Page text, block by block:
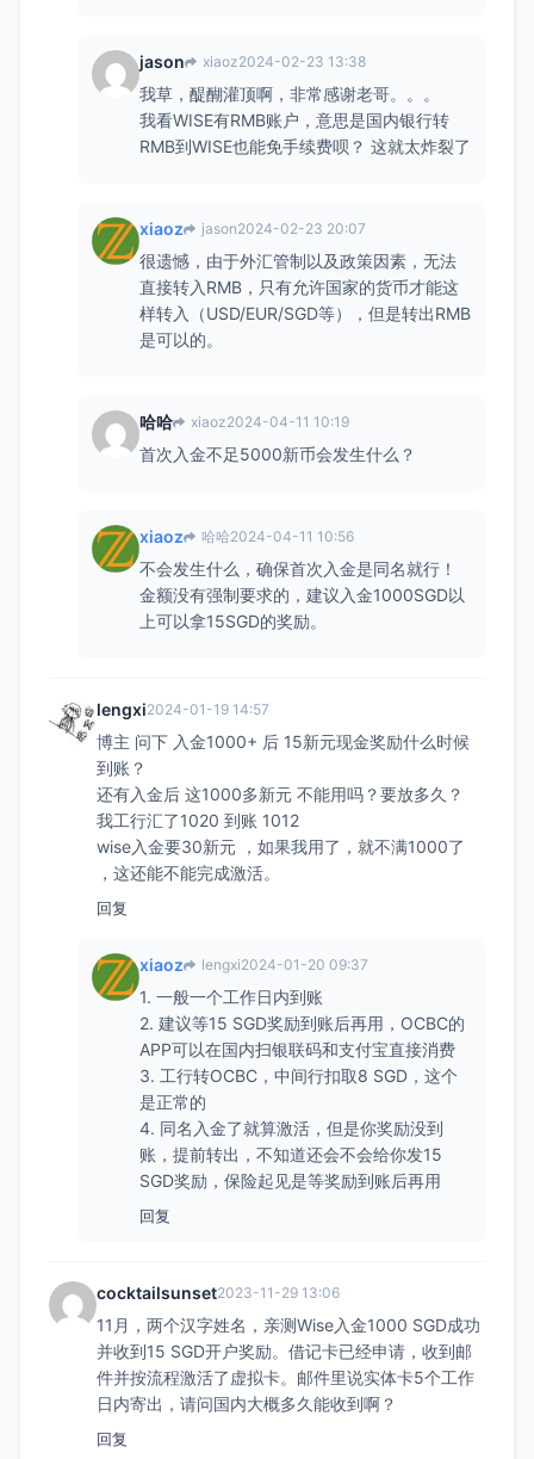
jason xiaoz2024-02-23 13:38
我草，醍醐灌顶啊，非常感谢老哥。。。
我看WISE有RMB账户，意思是国内银行转
RMB到WISE也能免手续费呗？ 这就太炸裂了
xiaoz jason2024-02-23 20:07
很遗憾，由于外汇管制以及政策因素，无法
直接转入RMB，只有允许国家的货币才能这
样转入（USD/EUR/SGD等），但是转出RMB
是可以的。
哈哈 xiaoz2024-04-11 10:19
首次入金不足5000新币会发生什么？
xiaoz 哈哈2024-04-11 10:56
不会发生什么，确保首次入金是同名就行！
金额没有强制要求的，建议入金1000SGD以
上可以拿15SGD的奖励。
lengxi2024-01-19 14:57
博主 问下 入金1000+ 后 15新元现金奖励什么时候
到账？
还有入金后 这1000多新元 不能用吗？要放多久？
我工行汇了1020 到账 1012
wise入金要30新元 ，如果我用了，就不满1000了
，这还能不能完成激活。
回复
xiaoz lengxi2024-01-20 09:37
1. 一般一个工作日内到账
2. 建议等15 SGD奖励到账后再用，OCBC的
APP可以在国内扫银联码和支付宝直接消费
3. 工行转OCBC，中间行扣取8 SGD，这个
是正常的
4. 同名入金了就算激活，但是你奖励没到
账，提前转出，不知道还会不会给你发15
SGD奖励，保险起见是等奖励到账后再用
回复
cocktailsunset2023-11-29 13:06
11月，两个汉字姓名，亲测Wise入金1000 SGD成功
并收到15 SGD开户奖励。借记卡已经申请，收到邮
件并按流程激活了虚拟卡。邮件里说实体卡5个工作
日内寄出，请问国内大概多久能收到啊？
回复